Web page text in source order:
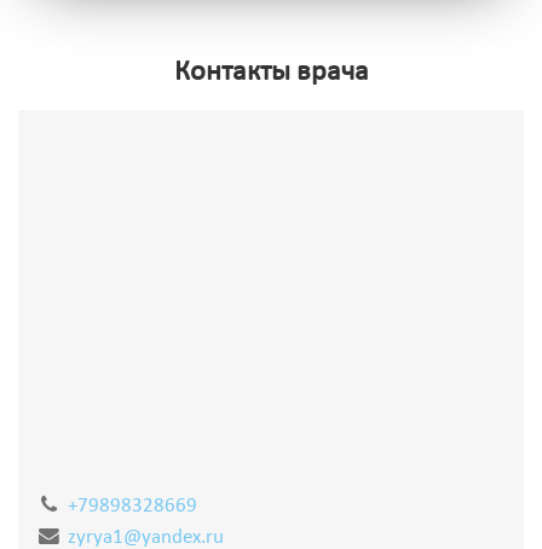
Контакты врача
+79898328669
zyrya1@yandex.ru